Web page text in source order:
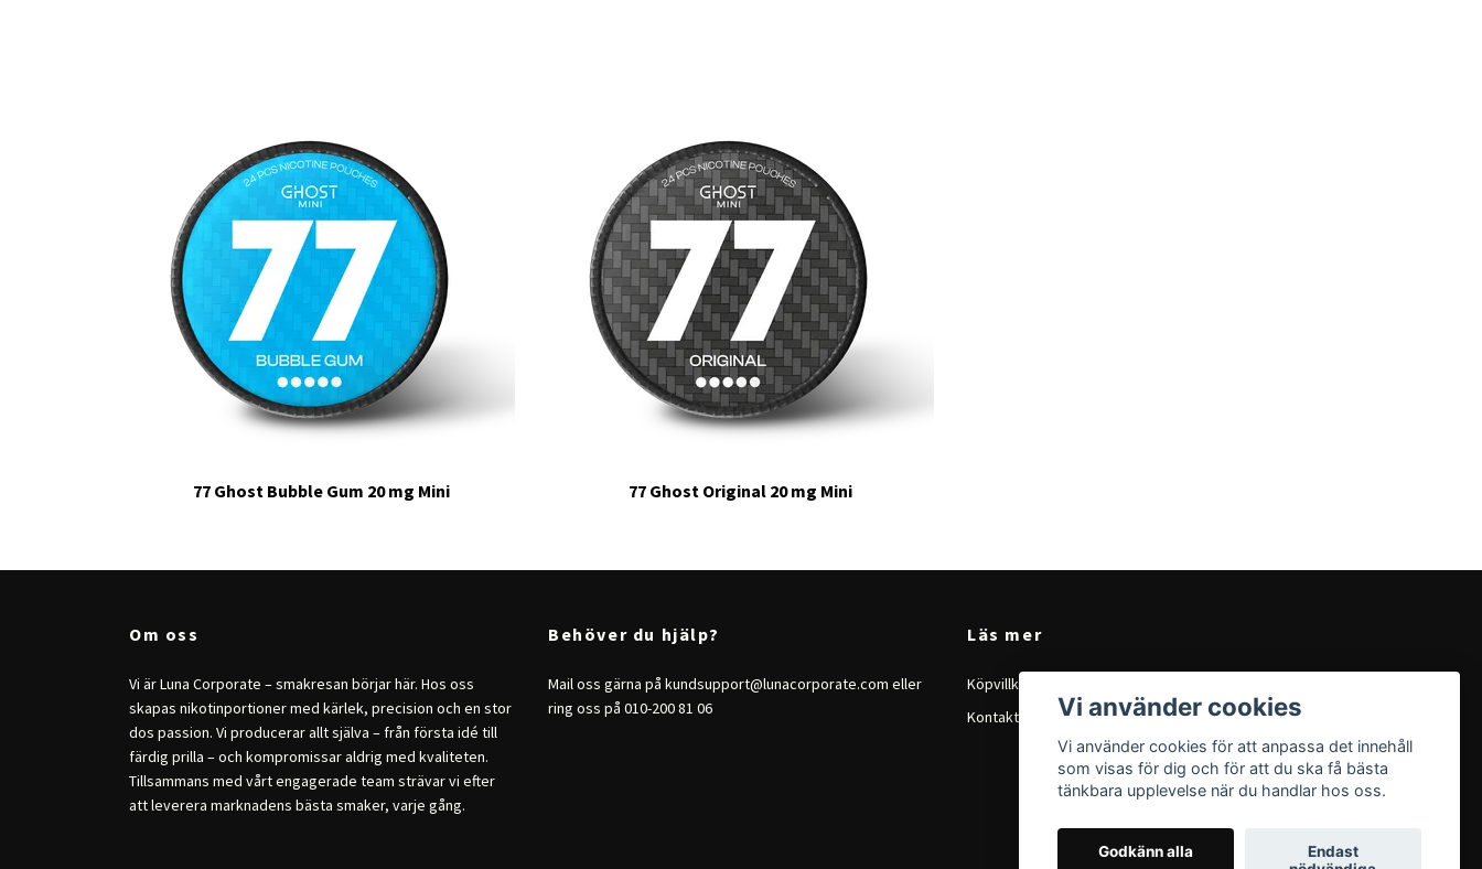
77 Ghost Bubble Gum 20 mg Mini 77 Ghost Original 20 mg Mini
Om oss
Vi är Luna Corporate – smakresan börjar här. Hos oss
skapas nikotinportioner med kärlek, precision och en stor
dos passion. Vi producerar allt själva – från första idé till
färdig prilla – och kompromissar aldrig med kvaliteten.
Tillsammans med vårt engagerade team strävar vi efter
att leverera marknadens bästa smaker, varje gång.
Behöver du hjälp?
Mail oss gärna på kundsupport@lunacorporate.com eller
ring oss på 010-200 81 06
Läs mer
Köpvillkor
Kontakt
Vi använder cookies
Vi använder cookies för att anpassa det innehåll
som visas för dig och för att du ska få bästa
tänkbara upplevelse när du handlar hos oss.
Godkänn alla
Endast